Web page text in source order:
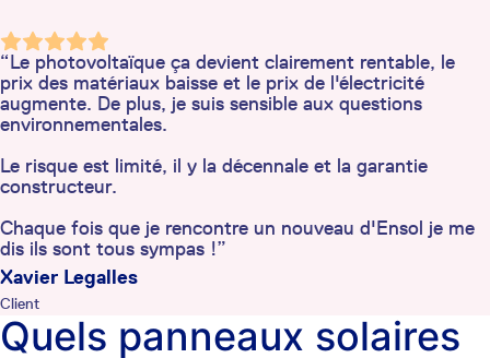
“Le photovoltaïque ça devient clairement rentable, le
prix des matériaux baisse et le prix de l'électricité
augmente. De plus, je suis sensible aux questions
environnementales.
Le risque est limité, il y la décennale et la garantie
constructeur.
Chaque fois que je rencontre un nouveau d'Ensol je me
dis ils sont tous sympas !”
Xavier Legalles
Client
Quels panneaux solaires